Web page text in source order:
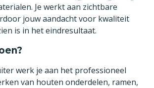
Je werkt aan zichtbare
jouw aandacht voor kwaliteit
is in het eindresultaat.
werk je aan het professioneel
van houten onderdelen, ramen,